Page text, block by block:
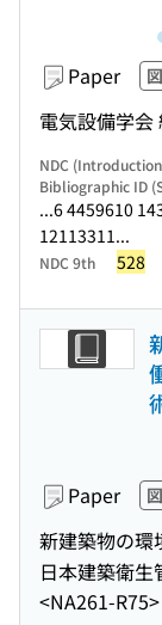
Paper
電気設備学会
NDC
Bibliographic ID
...6 4459610
12113311...
NDC 9th 528
Paper
新建築物の環
日本建築衛生
<NA261-R75>